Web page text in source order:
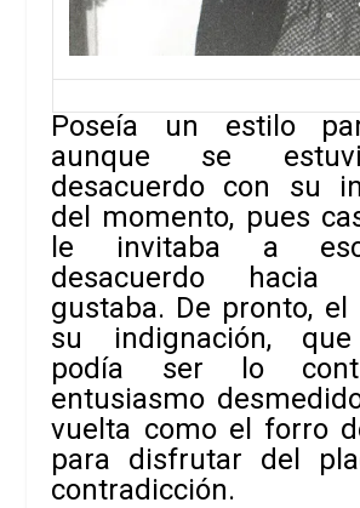
Poseía un estilo
aunque se
desacuerdo con su
del momento, pues
le invitaba a
desacuerdo
gustaba. De pronto, el
su indignación,
podía ser lo
entusiasmo
vuelta como el forro
para disfrutar del
contradicción.